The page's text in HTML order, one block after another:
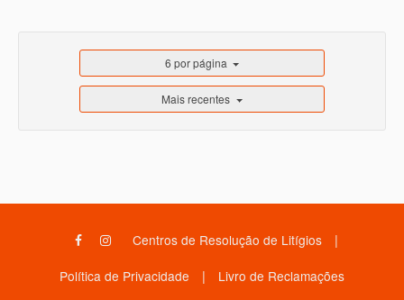
6 por página
Mais recentes
Centros de Resolução de Litígios |
Política de Privacidade | Livro de Reclamações